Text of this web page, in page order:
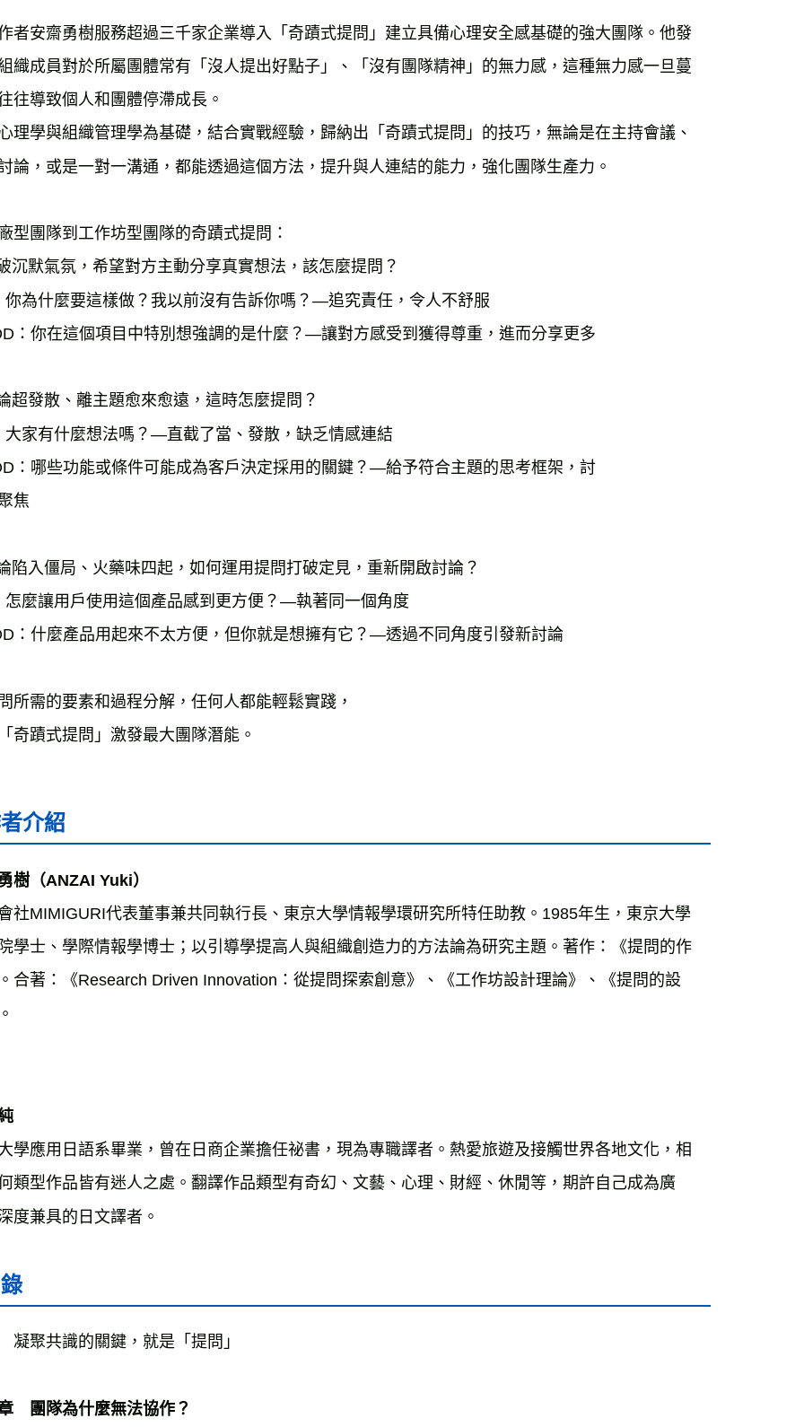
者安齋勇樹服務超過三千家企業導入「奇蹟式提問」建立具備心理安全感基礎的強大團隊。他發
織成員對於所屬團體常有「沒人提出好點子」、「沒有團隊精神」的無力感，這種無力感一旦蔓
往導致個人和團體停滯成長。
理學與組織管理學為基礎，結合實戰經驗，歸納出「奇蹟式提問」的技巧，無論是在主持會議、
論，或是一對一溝通，都能透過這個方法，提升與人連結的能力，強化團隊生產力。
型團隊到工作坊型團隊的奇蹟式提問：
沉默氣氛，希望對方主動分享真實想法，該怎麼提問？
你為什麼要這樣做？我以前沒有告訴你嗎？―追究責任，令人不舒服
：你在這個項目中特別想強調的是什麼？―讓對方感受到獲得尊重，進而分享更多
超發散、離主題愈來愈遠，這時怎麼提問？
大家有什麼想法嗎？―直截了當、發散，缺乏情感連結
：哪些功能或條件可能成為客戶決定採用的關鍵？―給予符合主題的思考框架，討
焦
陷入僵局、火藥味四起，如何運用提問打破定見，重新開啟討論？
怎麼讓用戶使用這個產品感到更方便？―執著同一個角度
：什麼產品用起來不太方便，但你就是想擁有它？―透過不同角度引發新討論
所需的要素和過程分解，任何人都能輕鬆實踐，
奇蹟式提問」激發最大團隊潛能。
介紹
社MIMIGURI代表董事兼共同執行長、東京大學情報學環研究所特任助教。1985年生，東京大學
學士、學際情報學博士；以引導學提高人與組織創造力的方法論為研究主題。著作：《提問的作
合著：《Research Driven Innovation：從提問探索創意》、《工作坊設計理論》、《提問的設
學應用日語系畢業，曾在日商企業擔任祕書，現為專職譯者。熱愛旅遊及接觸世界各地文化，相
類型作品皆有迷人之處。翻譯作品類型有奇幻、文藝、心理、財經、休閒等，期許自己成為廣
度兼具的日文譯者。
凝聚共識的關鍵，就是「提問」
　團隊為什麼無法協作？